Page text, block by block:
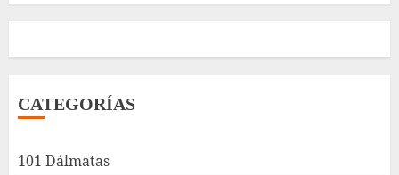
CATEGORÍAS
101 Dálmatas